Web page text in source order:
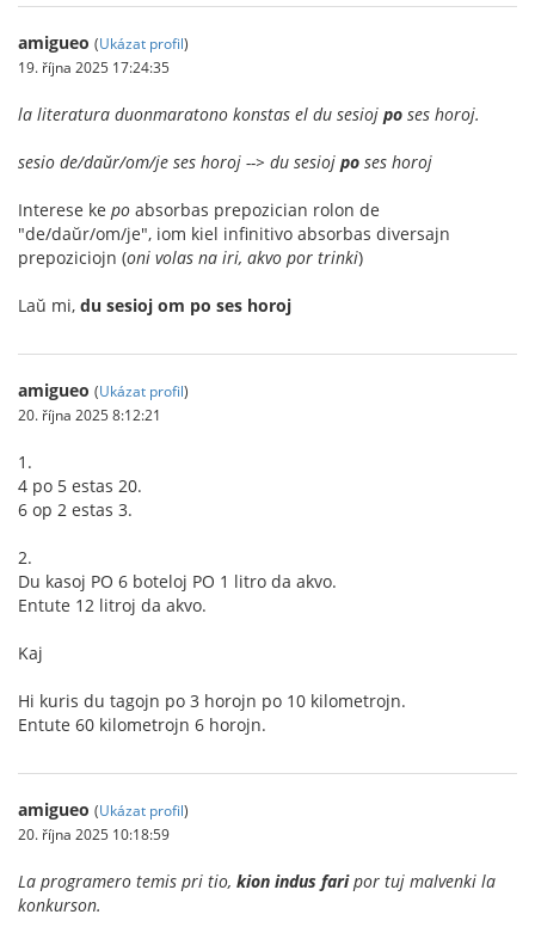
amigueo (Ukázat profil)
19. října 2025 17:24:35
la literatura duonmaratono konstas el du sesioj po ses horoj.
sesio de/daŭr/om/je ses horoj --> du sesioj po ses horoj
Interese ke po absorbas prepozician rolon de
"de/daŭr/om/je", iom kiel infinitivo absorbas diversajn
prepoziciojn (oni volas na iri, akvo por trinki)
Laŭ mi, du sesioj om po ses horoj
amigueo (Ukázat profil)
20. října 2025 8:12:21
1.
4 po 5 estas 20.
6 op 2 estas 3.
2.
Du kasoj PO 6 boteloj PO 1 litro da akvo.
Entute 12 litroj da akvo.
Kaj
Hi kuris du tagojn po 3 horojn po 10 kilometrojn.
Entute 60 kilometrojn 6 horojn.
amigueo (Ukázat profil)
20. října 2025 10:18:59
La programero temis pri tio, kion indus faripor tuj malvenki la
konkurson.